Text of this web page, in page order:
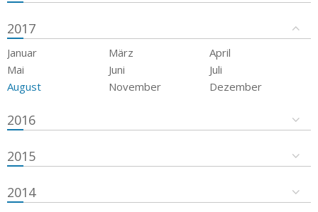
2017
Januar März
April
Mai
Juni
Juli
August
November Dezember
2016
2015
2014